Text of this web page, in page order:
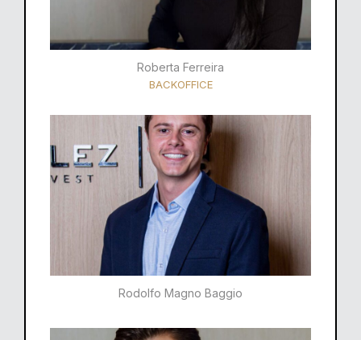
Roberta Ferreira
BACKOFFICE
Rodolfo Magno Baggio​​